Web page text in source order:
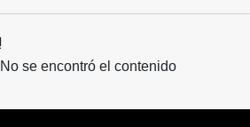
No se encontró el contenido